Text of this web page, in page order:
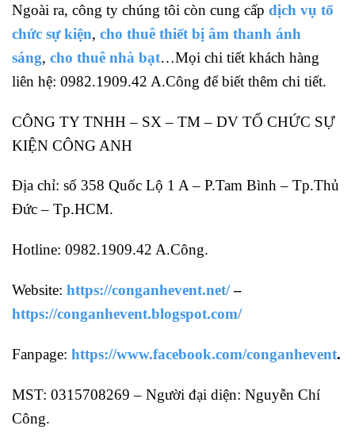
Ngoài ra, công ty chúng tôi còn cung cấp dịch vụ tổ
chức sự kiện, cho thuê thiết bị âm thanh ánh
sáng, cho thuê nhà bạt…Mọi chi tiết khách hàng
liên hệ: 0982.1909.42 A.Công để biết thêm chi tiết.
CÔNG TY TNHH – SX – TM – DV TỔ CHỨC SỰ
KIỆN CÔNG ANH
Địa chỉ: số 358 Quốc Lộ 1 A – P.Tam Bình – Tp.Thủ
Đức – Tp.HCM.
Hotline: 0982.1909.42 A.Công.
Website: https://conganhevent.net/–
https://conganhevent.blogspot.com/
Fanpage: https://www.facebook.com/conganhevent.
MST: 0315708269 – Người đại diện: Nguyễn Chí
Công.